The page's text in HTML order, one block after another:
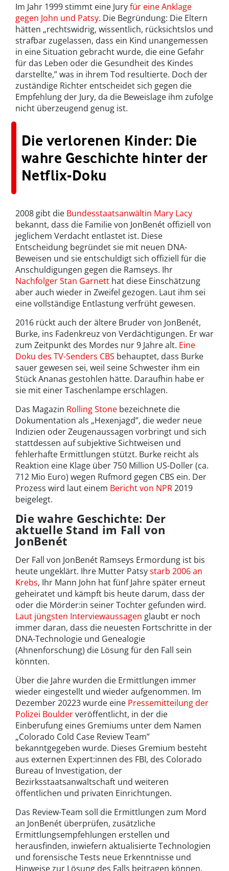
Im Jahr 1999 stimmt eine Juryfür eine Anklage
gegen John und Patsy. Die Begründung: Die Eltern
hätten „rechtswidrig, wissentlich, rücksichtslos und
strafbar zugelassen, dass ein Kind unangemessen
in eine Situation gebracht wurde, die eine Gefahr
für das Leben oder die Gesundheit des Kindes
darstellte,” was in ihrem Tod resultierte. Doch der
zuständige Richter entscheidet sich gegen die
Empfehlung der Jury, da die Beweislage ihm zufolge
nicht überzeugend genug ist.
Die verlorenen Kinder: Die
wahre Geschichte hinter der
Netflix-Doku
2008 gibt die Bundesstaatsanwältin Mary Lacy
bekannt, dass die Familie von JonBenét offiziell von
jeglichem Verdacht entlastet ist. Diese
Entscheidung begründet sie mit neuen DNA-
Beweisen und sie entschuldigt sich offiziell für die
Anschuldigungen gegen die Ramseys. Ihr
Nachfolger Stan Garnett hat diese Einschätzung
aber auch wieder in Zweifel gezogen. Laut ihm sei
eine vollständige Entlastung verfrüht gewesen.
2016 rückt auch der ältere Bruder von JonBenét,
Burke, ins Fadenkreuz von Verdächtigungen. Er war
zum Zeitpunkt des Mordes nur 9 Jahre alt. Eine
Doku des TV-Senders CBS behauptet, dass Burke
sauer gewesen sei, weil seine Schwester ihm ein
Stück Ananas gestohlen hätte. Daraufhin habe er
sie mit einer Taschenlampe erschlagen.
Das Magazin Rolling Stone bezeichnete die
Dokumentation als „Hexenjagd”, die weder neue
Indizien oder Zeugenaussagen vorbringt und sich
stattdessen auf subjektive Sichtweisen und
fehlerhafte Ermittlungen stützt. Burke reicht als
Reaktion eine Klage über 750 Million US-Doller (ca.
712 Mio Euro) wegen Rufmord gegen CBS ein. Der
Prozess wird laut einem Bericht von NPR2019
beigelegt.
Die wahre Geschichte: Der
aktuelle Stand im Fall von
JonBenét
Der Fall von JonBenét Ramseys Ermordung ist bis
heute ungeklärt. Ihre Mutter Patsystarb 2006 an
Krebs, Ihr Mann John hat fünf Jahre später erneut
geheiratet und kämpft bis heute darum, dass der
oder die Mörder:in seiner Tochter gefunden wird.
Laut jüngsten Interviewaussagen glaubt er noch
immer daran, dass die neuesten Fortschritte in der
DNA-Technologie und Genealogie
(Ahnenforschung) die Lösung für den Fall sein
könnten.
Über die Jahre wurden die Ermittlungen immer
wieder eingestellt und wieder aufgenommen. Im
Dezember 20223 wurde eine Pressemitteilung der
Polizei Boulderveröffentlicht, in der die
Einberufung eines Gremiums unter dem Namen
„Colorado Cold Case Review Team”
bekanntgegeben wurde. Dieses Gremium besteht
aus externen Expert:innen des FBI, des Colorado
Bureau of Investigation, der
Bezirksstaatsanwaltschaft und weiteren
öffentlichen und privaten Einrichtungen.
Das Review-Team soll die Ermittlungen zum Mord
an JonBenét überprüfen, zusätzliche
Ermittlungsempfehlungen erstellen und
herausfinden, inwiefern aktualisierte Technologien
und forensische Tests neue Erkenntnisse und
Hinweise zur Lösung des Falls beitragen können.